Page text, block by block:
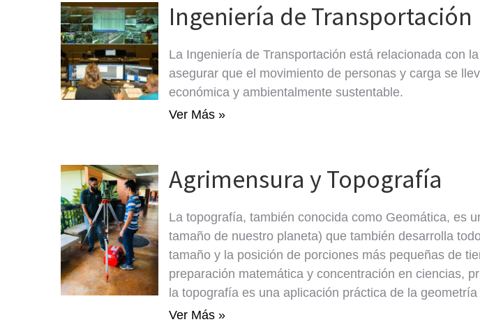
Ingeniería de Transportación
La Ingeniería de Transportación está relacionada con
asegurar que el movimiento de personas y carga se
económica y ambientalmente sustentable.
Ver Más »
Agrimensura y Topografía
La topografía, también conocida como Geomática, es
tamaño de nuestro planeta) que también desarrolla
tamaño y la posición de porciones más pequeñas de
preparación matemática y concentración en ciencias,
la topografía es una aplicación práctica de la
Ver Más »